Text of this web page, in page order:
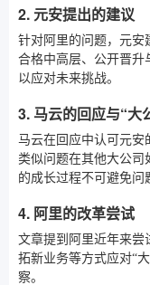
2. 元安提出的建议
针对阿里的问题，元安
合格中高层、公开晋升
以应对未来挑战。
3. 马云的回应与“大
马云在回应中认可元安
类似问题在其他大公司
的成长过程不可避免问
4. 阿里的改革尝试
文章提到阿里近年来尝
拓新业务等方式应对“
察。